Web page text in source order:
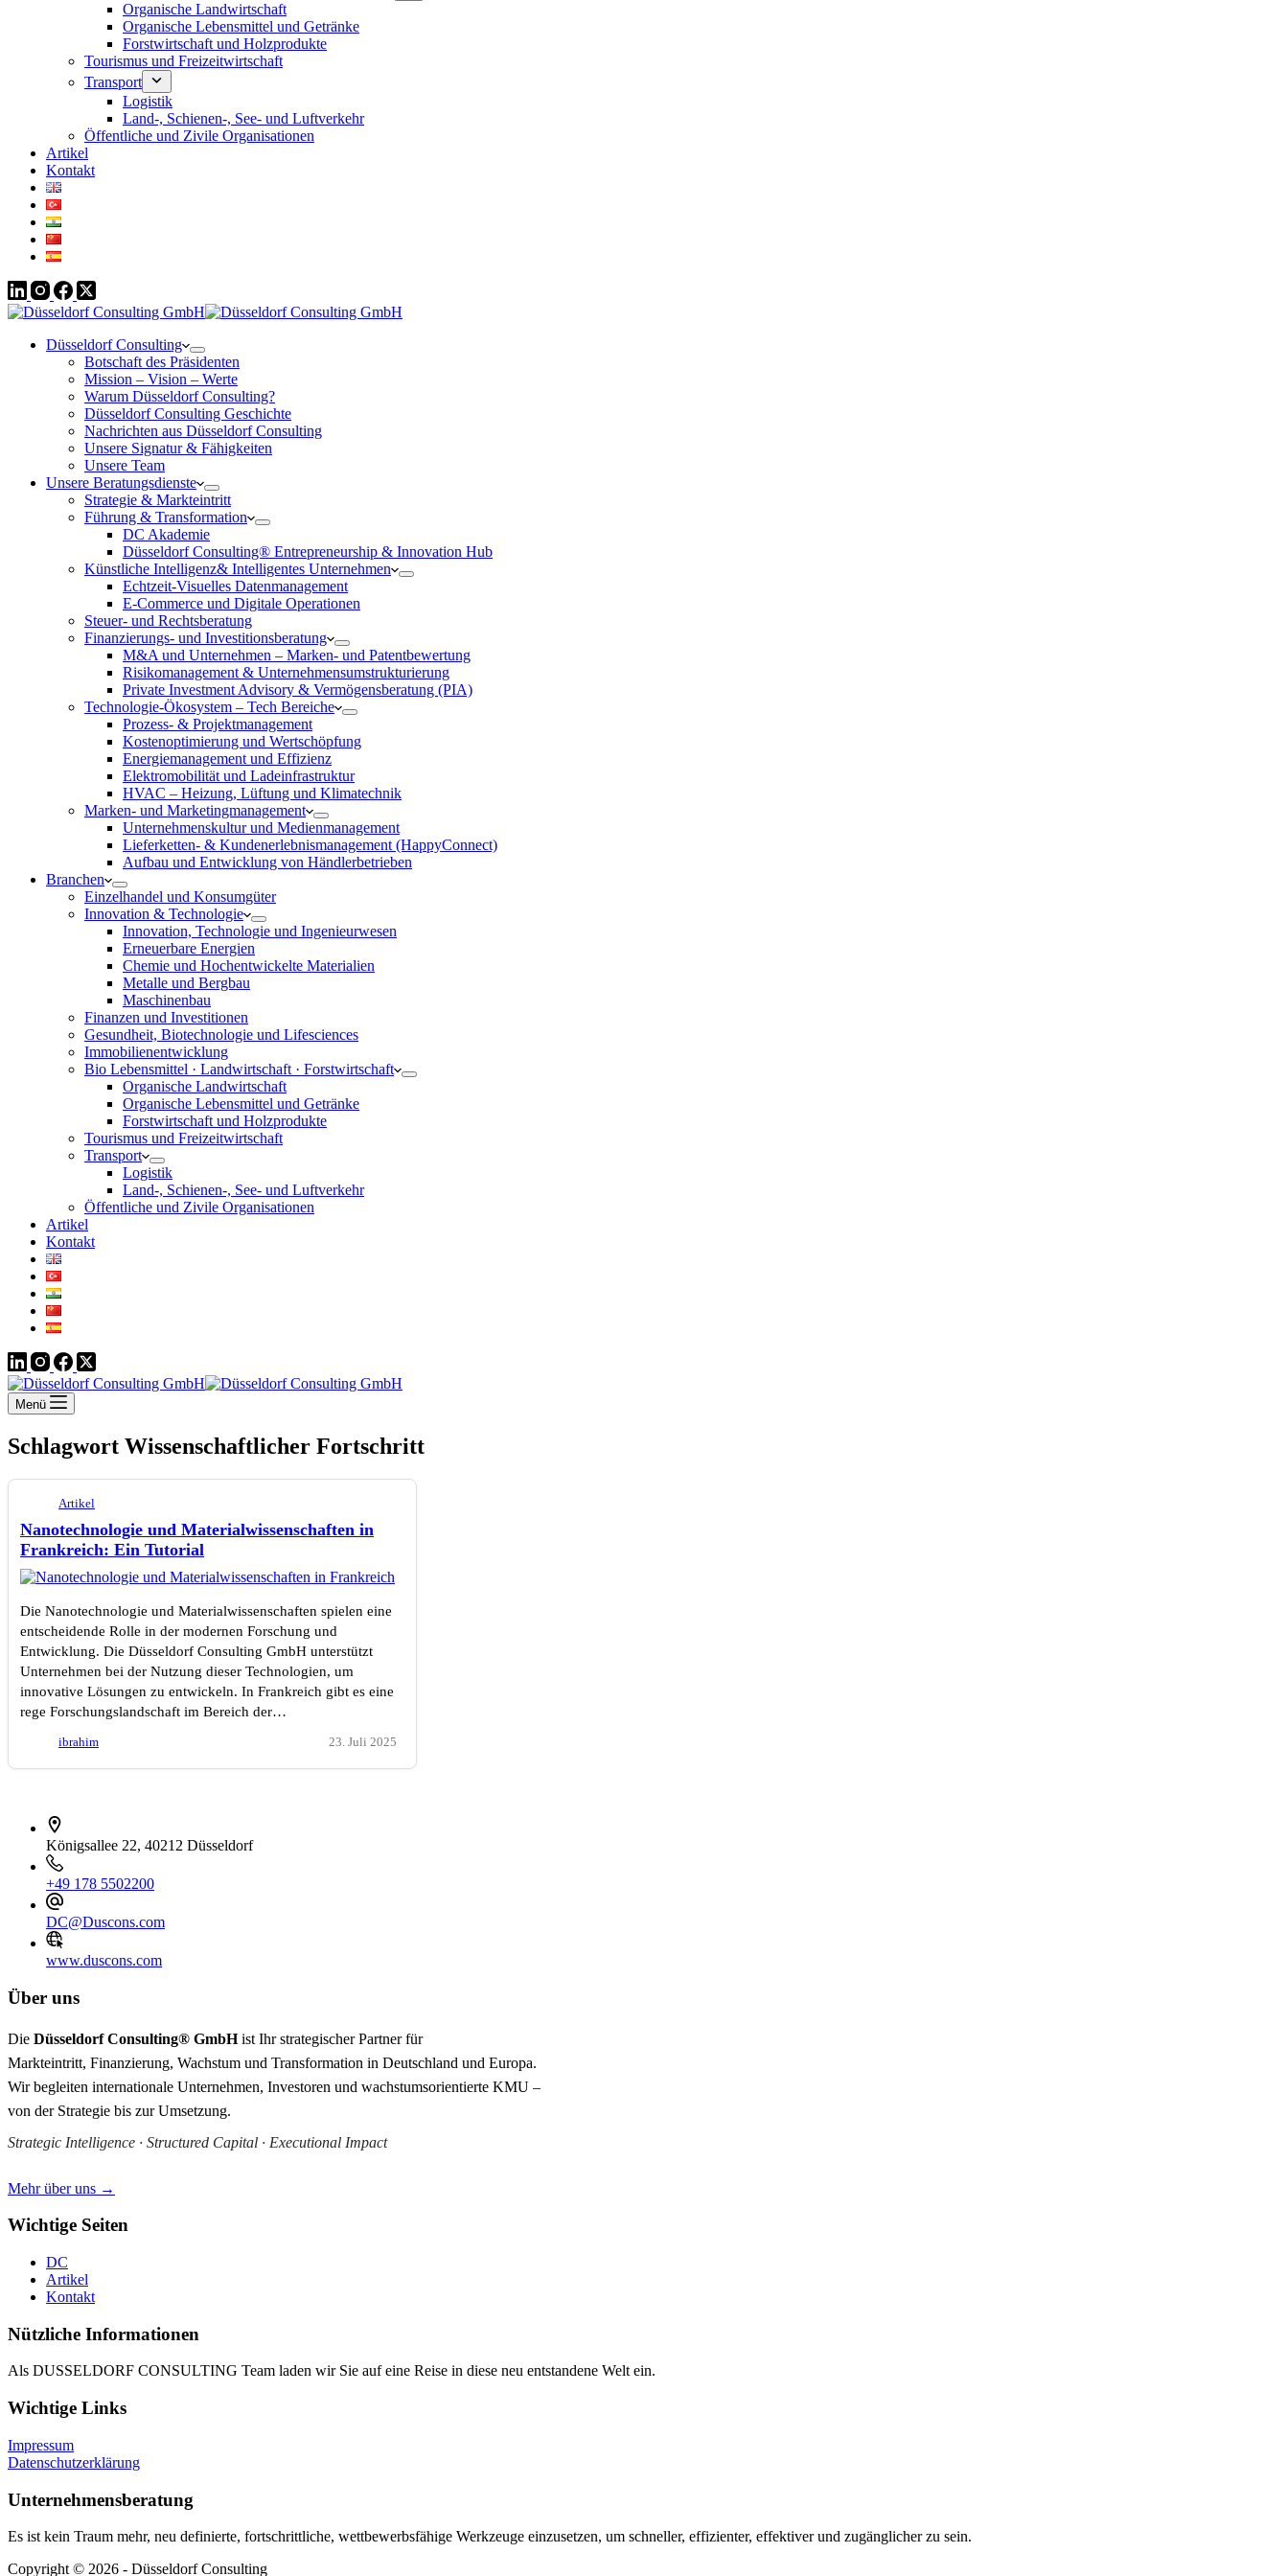
Organische Landwirtschaft
Organische Lebensmittel und Getränke
Forstwirtschaft und Holzprodukte
Tourismus und Freizeitwirtschaft
Transport
Logistik
Land-, Schienen-, See- und Luftverkehr
Öffentliche und Zivile Organisationen
Artikel
Kontakt
Düsseldorf Consulting
Botschaft des Präsidenten
Mission – Vision – Werte
Warum Düsseldorf Consulting?
Düsseldorf Consulting Geschichte
Nachrichten aus Düsseldorf Consulting
Unsere Signatur & Fähigkeiten
Unsere Team
Unsere Beratungsdienste
Strategie & Markteintritt
Führung & Transformation
DC Akademie
Düsseldorf Consulting® Entrepreneurship & Innovation Hub
Künstliche Intelligenz& Intelligentes Unternehmen
Echtzeit-Visuelles Datenmanagement
E-Commerce und Digitale Operationen
Steuer- und Rechtsberatung
Finanzierungs- und Investitionsberatung
M&A und Unternehmen – Marken- und Patentbewertung
Risikomanagement & Unternehmensumstrukturierung
Private Investment Advisory & Vermögensberatung (PIA)
Technologie-Ökosystem – Tech Bereiche
Prozess- & Projektmanagement
Kostenoptimierung und Wertschöpfung
Energiemanagement und Effizienz
Elektromobilität und Ladeinfrastruktur
HVAC – Heizung, Lüftung und Klimatechnik
Marken- und Marketingmanagement
Unternehmenskultur und Medienmanagement
Lieferketten- & Kundenerlebnismanagement (HappyConnect)
Aufbau und Entwicklung von Händlerbetrieben
Branchen
Einzelhandel und Konsumgüter
Innovation & Technologie
Innovation, Technologie und Ingenieurwesen
Erneuerbare Energien
Chemie und Hochentwickelte Materialien
Metalle und Bergbau
Maschinenbau
Finanzen und Investitionen
Gesundheit, Biotechnologie und Lifesciences
Immobilienentwicklung
Bio Lebensmittel · Landwirtschaft · Forstwirtschaft
Organische Landwirtschaft
Organische Lebensmittel und Getränke
Forstwirtschaft und Holzprodukte
Tourismus und Freizeitwirtschaft
Transport
Logistik
Land-, Schienen-, See- und Luftverkehr
Öffentliche und Zivile Organisationen
Artikel
Kontakt
Menü
Schlagwort Wissenschaftlicher Fortschritt
Artikel
Nanotechnologie und Materialwissenschaften in
Frankreich: Ein Tutorial
Die Nanotechnologie und Materialwissenschaften spielen eine
entscheidende Rolle in der modernen Forschung und
Entwicklung. Die Düsseldorf Consulting GmbH unterstützt
Unternehmen bei der Nutzung dieser Technologien, um
innovative Lösungen zu entwickeln. In Frankreich gibt es eine
rege Forschungslandschaft im Bereich der…
ibrahim 23. Juli 2025
Königsallee 22, 40212 Düsseldorf
+49 178 5502200
DC@Duscons.com
www.duscons.com
Über uns
Die Düsseldorf Consulting® GmbHist Ihr strategischer Partner für
Markteintritt, Finanzierung, Wachstum und Transformation in Deutschland und Europa.
Wir begleiten internationale Unternehmen, Investoren und wachstumsorientierte KMU –
von der Strategie bis zur Umsetzung.
Strategic Intelligence · Structured Capital · Executional Impact
Mehr über uns →
Wichtige Seiten
DC
Artikel
Kontakt
Nützliche Informationen
Als DUSSELDORF CONSULTING Team laden wir Sie auf eine Reise in diese neu entstandene Welt ein.
Wichtige Links
Impressum
Datenschutzerklärung
Unternehmensberatung
Es ist kein Traum mehr, neu definierte, fortschrittliche, wettbewerbsfähige Werkzeuge einzusetzen, um schneller, effizienter, effektiver und zugänglicher zu sein.
Copyright © 2026 - Düsseldorf Consulting